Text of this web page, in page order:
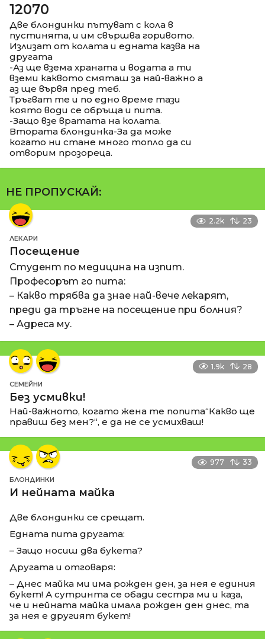
12070
Две блондинки пътуват с кола в
пустинята, и им свършва горивото.
Излизат от колата и едната казва на
другата
-Аз ще взема храната и водата а ти
вземи каквото смяташ за най-важно а
аз ще вървя пред теб.
Тръгват те и по едно време тази
която води се обръща и пита.
-Защо взе вратата на колата.
Втората блондинка-За да може
когато ни стане много топло да си
отворим прозореца.
НЕ ПРОПУСКАЙ:
2.2k 23
ЛЕКАРИ
Посещение
Студент по медицина на изпит.
Професорът го пита:
– Какво трябва да знае най-вече лекарят,
преди да тръгне на посещение при болния?
– Адреса му.
1.9k 28
СЕМЕЙНИ
Без усмивки!
Най-важното, когато жена те попита“Какво ще
правиш без мен?“, е да не се усмихваш!
977 33
БЛОНДИНКИ
И нейната майка
Две блондинки се срещат.
Едната пита другата:
– Защо носиш два букета?
Другата и отговаря:
– Днес майка ми има рожден ден, за нея е единия
букет! А сутринта се обади сестра ми и каза,
че и нейната майка имала рожден ден днес, та
за нея е другият букет!